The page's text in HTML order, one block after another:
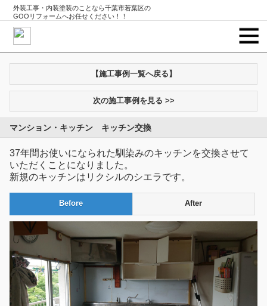
外装工事・内装塗装のことなら千葉市若葉区の
GOOリフォームへお任せください！！
【施工事例一覧へ戻る】
次の施工事例を見る >>
マンション・キッチン キッチン交換
37年間お使いになられた馴染みのキッチンを交換させて
いただくことになりました。
新規のキッチンはリクシルのシエラです。
Before After